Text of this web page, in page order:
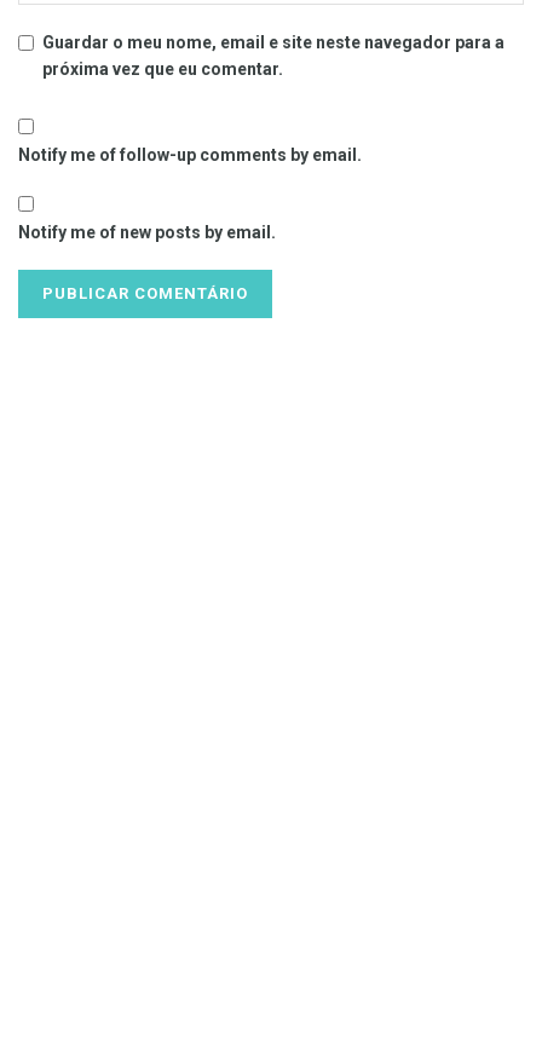
Guardar o meu nome, email e site neste navegador para a
próxima vez que eu comentar.
Notify me of follow-up comments by email.
Notify me of new posts by email.